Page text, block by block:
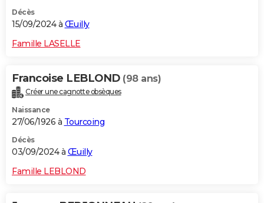
Décès
15/09/2024 à Œuilly
Famille LASELLE
Francoise LEBLOND (98 ans)
Créer une cagnotte obsèques
Naissance
27/06/1926 à Tourcoing
Décès
03/09/2024 à Œuilly
Famille LEBLOND